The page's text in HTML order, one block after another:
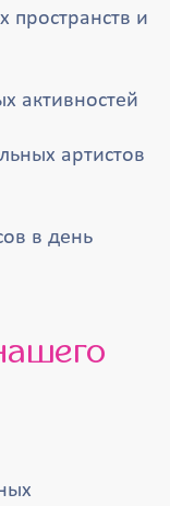
и
активностей
артистов
в день